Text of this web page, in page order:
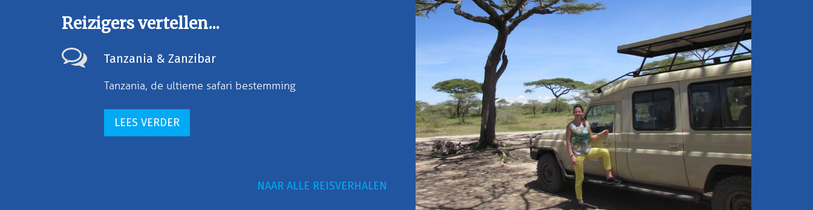
Reizigers vertellen...
Tanzania & Zanzibar
Tanzania, de ultieme safari bestemming
LEES VERDER
NAAR ALLE REISVERHALEN